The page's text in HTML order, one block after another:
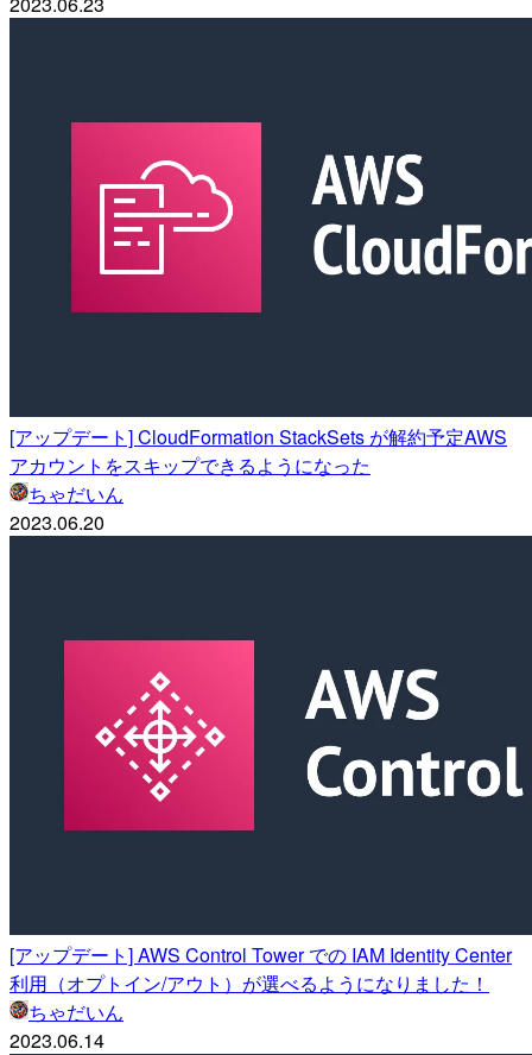
[アップデート] CloudFormation StackSets が解約予定AWS
アカウントをスキップできるようになった
ちゃだいん
2023.06.20
[アップデート] AWS Control Tower での IAM Identity Center
利用（オプトイン/アウト）が選べるようになりました！
ちゃだいん
2023.06.14